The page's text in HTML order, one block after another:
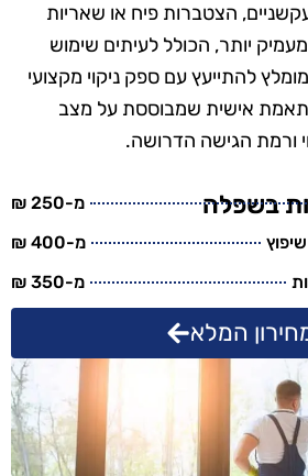
הצטברות פיח או שאריות
יותר, הכולל לעיתים שימוש
מומלץ להתייעץ עם ספק ניקוי מקצועי
אישית שמבוססת על מצב
ורמת הגישה הדרושה.
בשפלה
מ-250 ₪
מ-400 ₪
מ-350 ₪
המלא